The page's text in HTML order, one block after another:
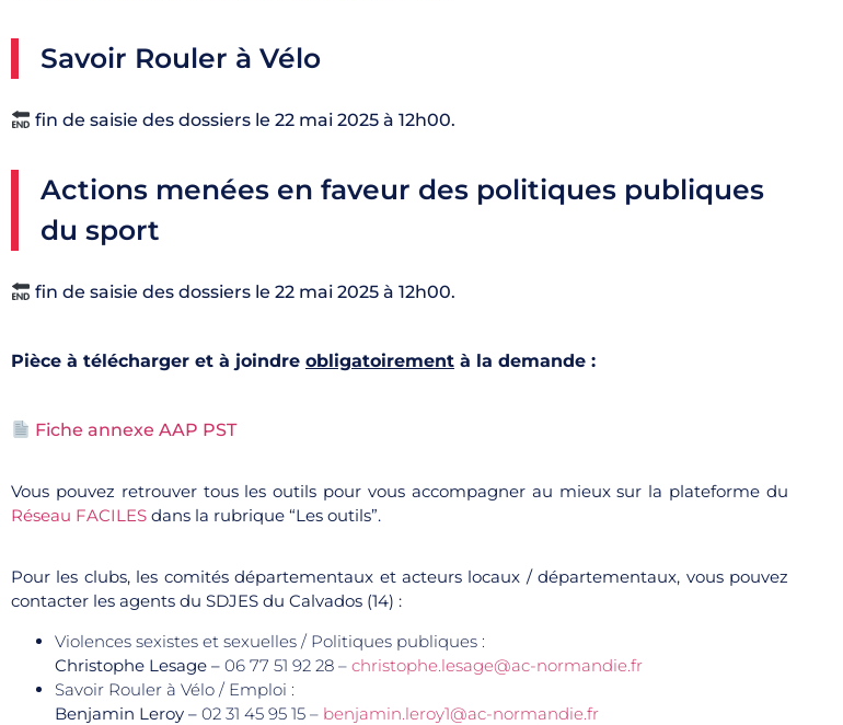
Savoir Rouler à Vélo
fin de saisie des dossiers le 22 mai 2025 à 12h00.
Actions menées en faveur des politiques publiques
du sport
fin de saisie des dossiers le 22 mai 2025 à 12h00.
Pièce à télécharger et à joindre obligatoirement à la demande :
Fiche annexe AAP PST
Vous pouvez retrouver tous les outils pour vous accompagner au mieux sur la plateforme du
Réseau FACILES dans la rubrique “Les outils”.
Pour les clubs, les comités départementaux et acteurs locaux / départementaux, vous pouvez
contacter les agents du SDJES du Calvados (14) :
Violences sexistes et sexuelles / Politiques publiques :
Christophe Lesage – 06 77 51 92 28 – christophe.lesage@ac-normandie.fr
Savoir Rouler à Vélo / Emploi :
Benjamin Leroy – 02 31 45 95 15 – benjamin.leroy1@ac-normandie.fr